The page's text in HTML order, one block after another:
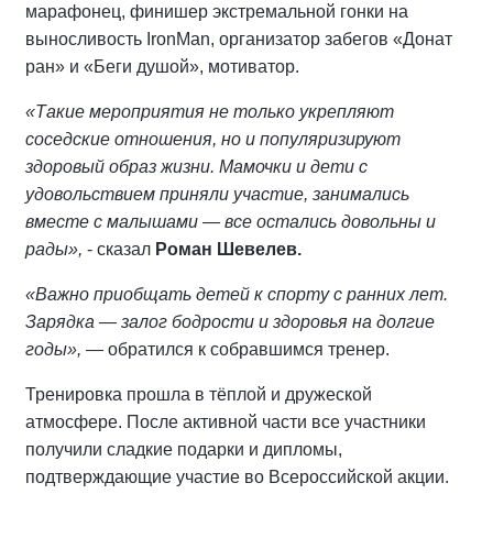
марафонец, финишер экстремальной гонки на
выносливость IronMan, организатор забегов «Донат
ран» и «Беги душой», мотиватор.
«Такие мероприятия не только укрепляют
соседские отношения, но и популяризируют
здоровый образ жизни. Мамочки и дети с
удовольствием приняли участие, занимались
вместе с малышами — все остались довольны и
рады», - сказал Роман Шевелев.
«Важно приобщать детей к спорту с ранних лет.
Зарядка — залог бодрости и здоровья на долгие
годы», — обратился к собравшимся тренер.
Тренировка прошла в тёплой и дружеской
атмосфере. После активной части все участники
получили сладкие подарки и дипломы,
подтверждающие участие во Всероссийской акции.